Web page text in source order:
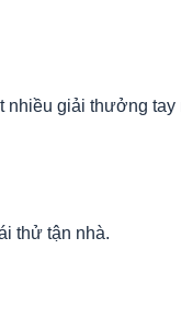
giải thưởng tay
thử tận nhà.